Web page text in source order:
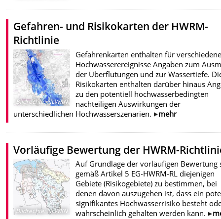
Gefahren- und Risikokarten der HWRM-
Richtlinie
Bildrechte:NLWKN
Gefahrenkarten enthalten für verschiedene
Hochwasserereignisse Angaben zum
der Überflutungen und zur Wassertiefe.
Risikokarten enthalten darüber hinaus
zu den potentiell hochwasserbedingten
nachteiligen Auswirkungen der
unterschiedlichen Hochwasserszenarien.
mehr
Vorläufige Bewertung der HWRM-
Bildrechte: NLWKN
Auf Grundlage der vorläufigen Bewertung
gemäß Artikel 5 EG-HWRM-RL diejenigen
Gebiete (Risikogebiete) zu bestimmen, bei
denen davon auszugehen ist, dass ein
signifikantes Hochwasserrisiko besteht
wahrscheinlich gehalten werden kann.